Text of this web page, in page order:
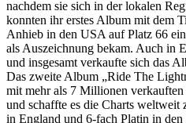
nachdem sie sich in der lokalen
konnten ihr erstes Album mit dem
Anhieb in den USA auf Platz 66
als Auszeichnung bekam. Auch in
und insgesamt verkaufte sich das
Das zweite Album „Ride The
mit mehr als 7 Millionen
und schaffte es die Charts weltweit
in England und 6-fach Platin in